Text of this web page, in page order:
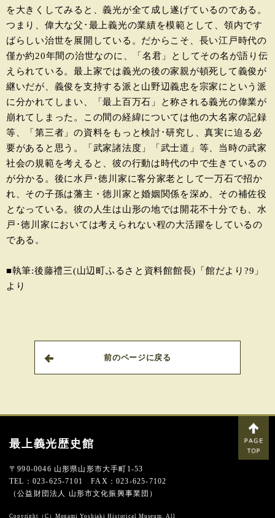
を大きくしてみると、義光が全て成し遂げているのである。
つまり、偉大な父･最上義光の業績を模範として、領内です
ばらしい治世を展開している。だからこそ、長い江戸時代の
僅か約20年間の治世なのに、「名君」としてその名が語り伝
えられている。最上家では義光の後の家親が頓死して義俊が
継いだが、義俊を支持する派と山野辺義忠を宗家にという派
に分かれてしまい、「最上百万石」と称される義光の偉業が
崩れてしまった。この間の経緯については他の大名家の記録
等、「第三者」の資料をもっと検討･研究し、真実に迫る必
要があると思う。「武家諸法度」「武士道」等、当時の武家
社会の規範を考えると、彼の行動は時代の中で生きているの
が分かる。後に水戸･徳川家に客分家老として一万石で招か
れ、その子孫は藩主・徳川家と婚姻関係を深め、その補佐役
となっている。彼の人生は山形の地では開花不十分でも、水
戸･徳川家においては考えられない程の大活躍をしているの
である。
■執筆:後藤禮三(山辺町ふるさと資料館館長)「館だより?9」
より
前のページに戻る
最上義光歴史館
〒990-0046 山形県山形市大手町1-53
TEL：023-625-7101 FAX：023-625-7102
（公益財団法人 山形市文化振興事業団）
Copyright（C）Mogami Yoshiaki Historical Museum. All